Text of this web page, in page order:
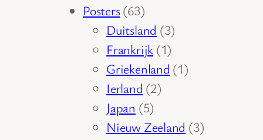
Posters 6363
producten
Duitsland 33
producten
Frankrijk 11
product
Griekenland 11
Ierland 22
Japan 55
producten
Nieuw Zeeland 33